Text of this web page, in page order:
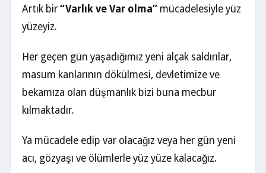
Artık bir “Varlık ve Var olma” mücadelesiyle yüz
yüzeyiz.
Her geçen gün yaşadığımız yeni alçak saldırılar,
masum kanlarının dökülmesi, devletimize ve
bekamıza olan düşmanlık bizi buna mecbur
kılmaktadır.
Ya mücadele edip var olacağız veya her gün yeni
acı, gözyaşı ve ölümlerle yüz yüze kalacağız.